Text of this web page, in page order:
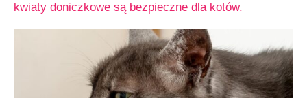
kwiaty doniczkowe są bezpieczne dla kotów.